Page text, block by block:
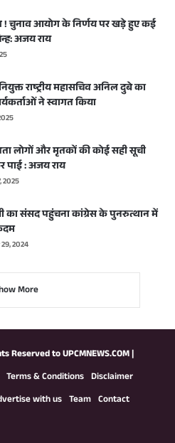
! चुनाव आयोग के निर्णय पर खड़े हुए कई
अजय राय
राष्ट्रीय महासचिव अनिल दुबे का
ने स्वागत किया
लोगों और मृतकों की कोई सही सूची
पाई : अजय राय
2025
का संसद पहुंचना कांग्रेस के पुनरुत्थान में
2024
More
Reserved toUPCMNEWS.COM|
Terms & Conditions Disclaimer
with us Team Contact